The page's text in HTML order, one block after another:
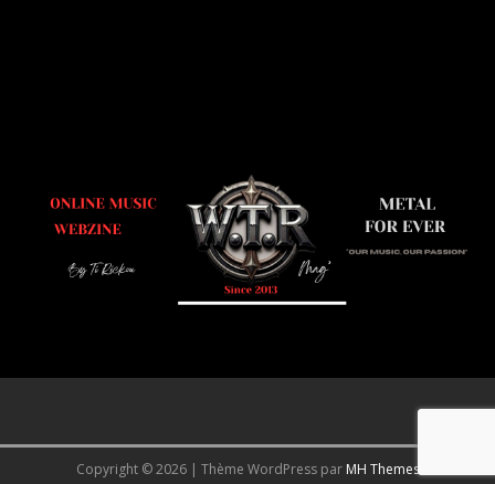
Copyright © 2026 | Thème WordPress par MH Themes